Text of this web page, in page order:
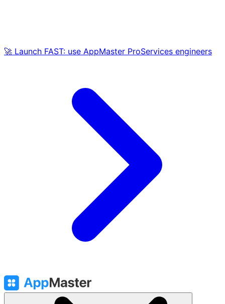
🚀 Launch FAST: use AppMaster ProServices engineers